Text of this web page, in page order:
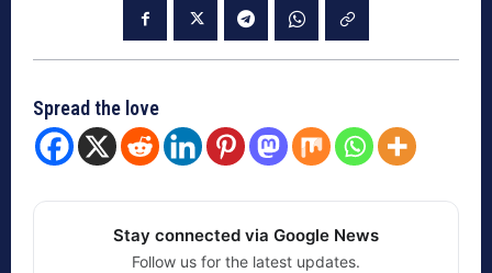
Spread the love
Stay connected via Google News
Follow us for the latest updates.